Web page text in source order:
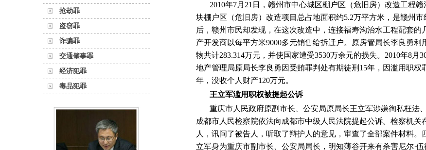
抢劫罪
盗窃罪
诈骗罪
交通肇事罪
经济犯罪
毒品犯罪
2010年7月21日， 赣州市中心城区棚户区（危旧房）改造工程
块棚户区（危旧房）改造项目总占地面积约5.2万平方米，是赣州
后，赣州市民却发现，在这次改造中，连接福寿沟治水工程配套
产开发商以每平方米9000多元销售给拆迁户。原房管局长李良勇利
物共计283.314万元，并使国家遭受3530万余元的损失。2010年8
地产管理局原局长李良勇因受贿罪判处有期徒刑15年，因滥用职
年，没收个人财产120万元。
王立军滥用职权被提起公诉
重庆市人民政府原副市长、公安局原局长王立军涉嫌徇私枉法
成都市人民检察院依法向成都市中级人民法院提起公诉。检察机关
人，讯问了被告人，听取了辩护人的意见，审查了全部案件材料。
立军身为重庆市副市长、公安局局长，明知薄谷开来有杀害尼尔·